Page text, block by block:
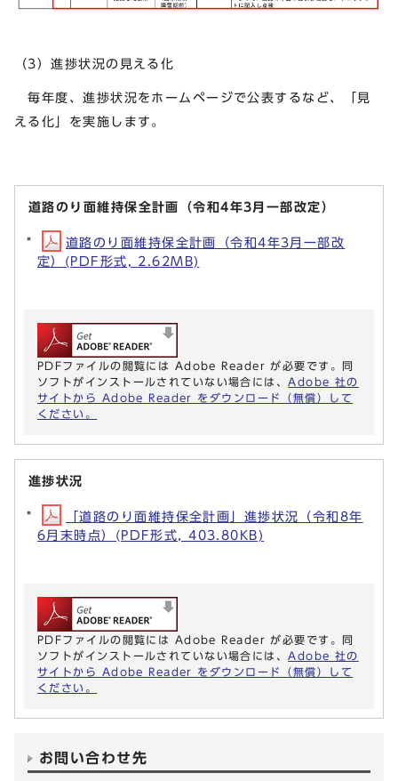
（3）進捗状況の見える化
毎年度、進捗状況をホームページで公表するなど、「見
える化」を実施します。
道路のり面維持保全計画（令和4年3月一部改定）
道路のり面維持保全計画（令和4年3月一部改
定）(PDF形式, 2.62MB)
PDFファイルの閲覧には Adobe Reader が必要です。同
ソフトがインストールされていない場合には、 Adobe 社の
サイトから Adobe Reader をダウンロード（無償）して
ください。
進捗状況
「道路のり面維持保全計画」進捗状況（令和8年
6月末時点）(PDF形式, 403.80KB)
PDFファイルの閲覧には Adobe Reader が必要です。同
ソフトがインストールされていない場合には、 Adobe 社の
サイトから Adobe Reader をダウンロード（無償）して
ください。
お問い合わせ先